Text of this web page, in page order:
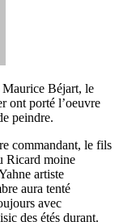
Béjart, le
ont porté l’oeuvre
peindre.
commandant, le fils
Ricard moine
artiste
aura tenté
avec
des étés durant.